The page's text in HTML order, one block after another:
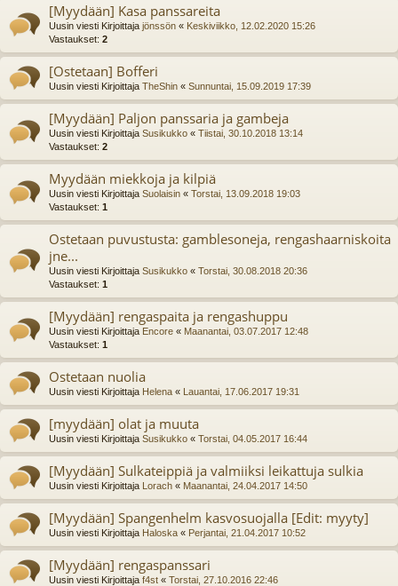
[Myydään] Kasa panssareita
Uusin viesti Kirjoittaja jönssön « Keskiviikko, 12.02.2020 15:26
Vastaukset: 2
[Ostetaan] Bofferi
Uusin viesti Kirjoittaja TheShin « Sunnuntai, 15.09.2019 17:39
[Myydään] Paljon panssaria ja gambeja
Uusin viesti Kirjoittaja Susikukko « Tiistai, 30.10.2018 13:14
Vastaukset: 2
Myydään miekkoja ja kilpiä
Uusin viesti Kirjoittaja Suolaisin « Torstai, 13.09.2018 19:03
Vastaukset: 1
Ostetaan puvustusta: gamblesoneja, rengashaarniskoita
jne...
Uusin viesti Kirjoittaja Susikukko « Torstai, 30.08.2018 20:36
Vastaukset: 1
[Myydään] rengaspaita ja rengashuppu
Uusin viesti Kirjoittaja Encore « Maanantai, 03.07.2017 12:48
Vastaukset: 1
Ostetaan nuolia
Uusin viesti Kirjoittaja Helena « Lauantai, 17.06.2017 19:31
[myydään] olat ja muuta
Uusin viesti Kirjoittaja Susikukko « Torstai, 04.05.2017 16:44
[Myydään] Sulkateippiä ja valmiiksi leikattuja sulkia
Uusin viesti Kirjoittaja Lorach « Maanantai, 24.04.2017 14:50
[Myydään] Spangenhelm kasvosuojalla [Edit: myyty]
Uusin viesti Kirjoittaja Haloska « Perjantai, 21.04.2017 10:52
[Myydään] rengaspanssari
Uusin viesti Kirjoittaja f4st « Torstai, 27.10.2016 22:46